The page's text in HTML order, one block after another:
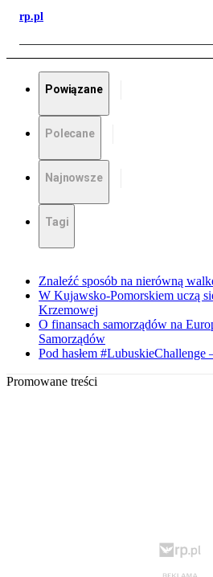
rp.pl
Powiązane
Polecane
Najnowsze
Tagi
Znaleźć sposób na nierówną
W Kujawsko-Pomorskiem uczą
Krzemowej
O finansach samorządów na
Samorządów
Pod hasłem #LubuskieChallenge
Promowane treści